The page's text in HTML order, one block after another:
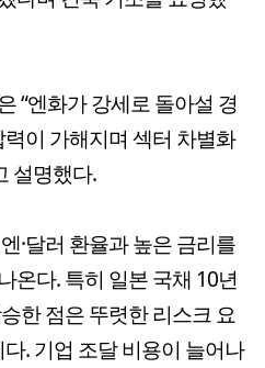
“엔화가 강세로 돌아설 경
이 가해지며 섹터 차별화
설명했다.
·달러 환율과 높은 금리를
온다. 특히 일본 국채 10년
한 점은 뚜렷한 리스크 요
. 기업 조달 비용이 늘어나